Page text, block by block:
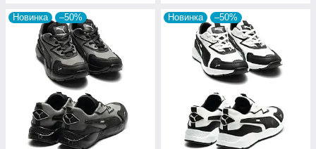
Новинка –50% Новинка –50%